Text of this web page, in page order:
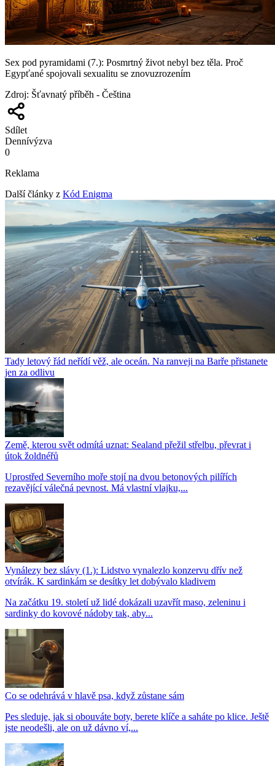
Sex pod pyramidami (7.): Posmrtný život nebyl bez těla. Proč
Egypťané spojovali sexualitu se znovuzrozením
Zdroj: Šťavnatý příběh - Čeština
Sdílet
Dennívýzva
0
Reklama
Další články z Kód Enigma
Tady letový řád neřídí věž, ale oceán. Na ranveji na Barře přistanete
jen za odlivu
Země, kterou svět odmítá uznat: Sealand přežil střelbu, převrat i
útok žoldnéřů
Uprostřed Severního moře stojí na dvou betonových pilířích
rezavějící válečná pevnost. Má vlastní vlajku,...
Vynálezy bez slávy (1.): Lidstvo vynalezlo konzervu dřív než
otvírák. K sardinkám se desítky let dobývalo kladivem
Na začátku 19. století už lidé dokázali uzavřít maso, zeleninu i
sardinky do kovové nádoby tak, aby...
Co se odehrává v hlavě psa, když zůstane sám
Pes sleduje, jak si obouváte boty, berete klíče a saháte po klice. Ještě
jste neodešli, ale on už dávno ví,...